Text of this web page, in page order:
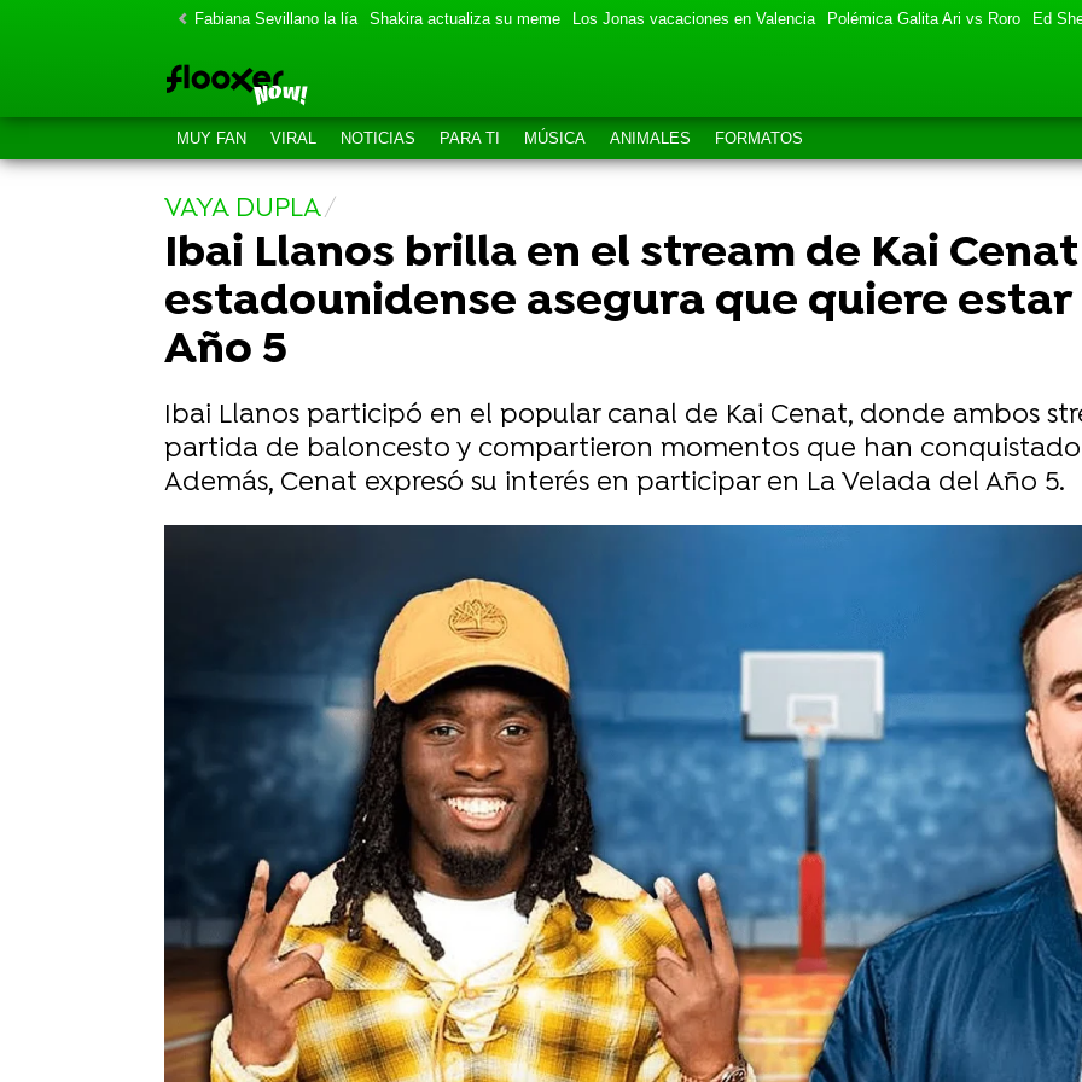
Fabiana Sevillano la lía Shakira actualiza su meme Los Jonas vacaciones en Valencia Polémica Galita Ari vs Roro Ed
MUY FAN VIRAL NOTICIAS PARA TI MÚSICA ANIMALES FORMATOS
VAYA DUPLA
Ibai Llanos brilla en el stream de Kai
estadounidense asegura que quiere estar
Año 5
Ibai Llanos participó en el popular canal de Kai Cenat, donde ambos
partida de baloncesto y compartieron momentos que han conquistado
Además, Cenat expresó su interés en participar en La Velada del Año 5.
Juan Carrasco
Publicado:19 de noviembre de 2024, 11:09
WhatsappFacebook
X